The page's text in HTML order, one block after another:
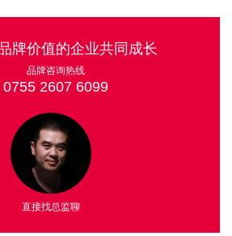
牌价值的企业共同成长
品牌咨询热线
0755 2607 6099
直接找总监聊